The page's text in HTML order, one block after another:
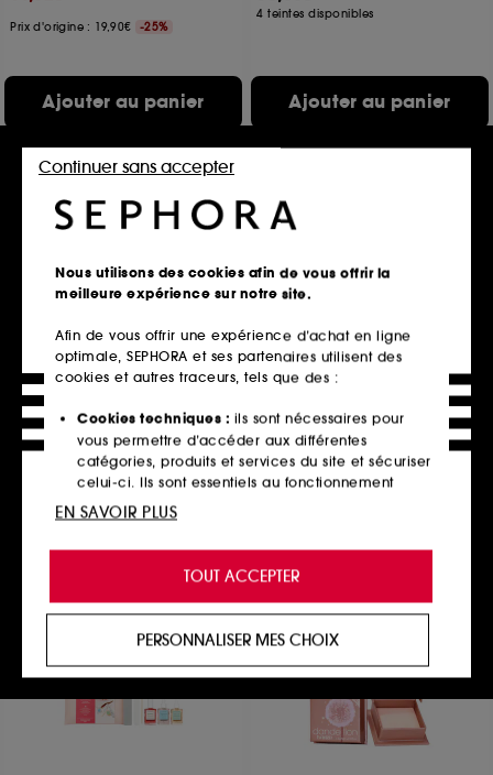
Prix d'origine : 19,90€ -25%
Ajouter au panier
4 teintes disponibles
Ajouter au panier
CLARINS
Crayon Khôl
43
31,00€
LANCÔME
Artliner
Eyeliner fluide, tracé dense et pinceau mousse
1557
49,90€
Nous utilisons des cookies afin de vous offrir la
meilleure expérience sur notre site.
Afin de vous offrir une expérience d’achat en ligne
optimale, SEPHORA et ses partenaires utilisent des
cookies et autres traceurs, tels que des :
Cookies techniques : ils sont nécessaires pour
vous permettre d’accéder aux différentes
catégories, produits et services du site et sécuriser
celui-ci. Ils sont essentiels au fonctionnement
technique du site et ne peuvent être désactivés.
de vous offrir une expérience enrichie et
personnalisée en vous recommandant des
produits, des services et des contenus qui
proposer des offres promotionnelles adaptées à
votre profil.
Cookies réseaux sociaux et publicité :ils sont
utilisés pour vous présenter du contenu susceptible
TOUT ACCEPTER
Continuer sans accepter
PERSONNALISER MES CHOIX
EN SAVOIR PLUS